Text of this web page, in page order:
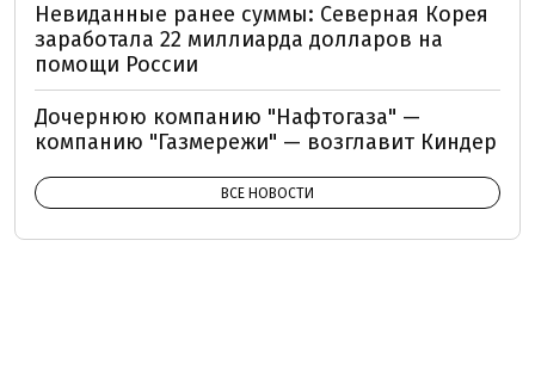
Невиданные ранее суммы: Северная Корея
заработала 22 миллиарда долларов на
помощи России
Дочернюю компанию "Нафтогаза" —
компанию "Газмережи" — возглавит Киндер
ВСЕ НОВОСТИ